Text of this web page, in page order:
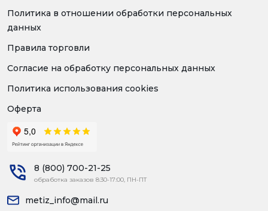
Политика в отношении обработки персональных
данных
Правила торговли
Согласие на обработку персональных данных
Политика использования cookies
Оферта
8 (800) 700-21-25
обработка заказов 8:30-17:00, ПН-ПТ
metiz_info@mail.ru